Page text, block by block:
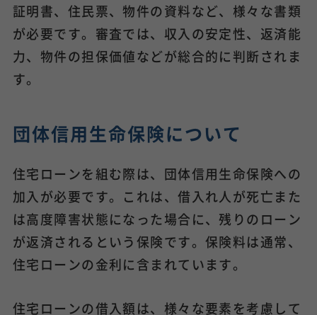
証明書、住民票、物件の資料など、様々な書類
が必要です。審査では、収入の安定性、返済能
力、物件の担保価値などが総合的に判断されま
す。
団体信用生命保険について
住宅ローンを組む際は、団体信用生命保険への
加入が必要です。これは、借入れ人が死亡また
は高度障害状態になった場合に、残りのローン
が返済されるという保険です。保険料は通常、
住宅ローンの金利に含まれています。
住宅ローンの借入額は、様々な要素を考慮して